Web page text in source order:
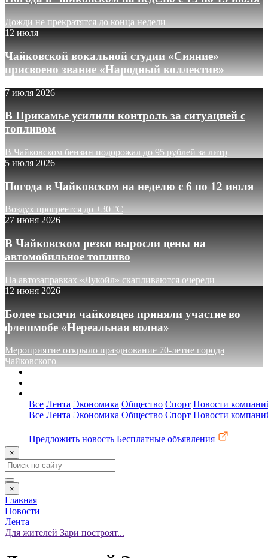
Дожди не прекратятся до конца недели
12 июля
Чайковской вокальной студии «Сияние»
присвоено звание «Народный коллектив»
7 июля 2026
В Прикамье усилили контроль за ситуацией с
топливом
В Чайковском бензин подорожал до 95 рублей за литр
5 июля 2026
Погода в Чайковском на неделю с 6 по 12 июля
Воздух прогреется до +30 °C
27 июня 2026
В Чайковском резко выросли цены на
автомобильное топливо
На автозаправках «Лукойл» скапливаются очереди
12 июня 2026
Более тысячи чайковцев приняли участие во
флешмобе «Нереальная волна»
Мероприятие открыло празднование 70-летие города
Чайковского
Все Лента Экономика Общество Спорт Новости
Все Лента Экономика Общество Спорт Новости
Предложить новость Бесплатные объявления
×
×
Главная
Новости
Лента
Для жителей Зари построят...